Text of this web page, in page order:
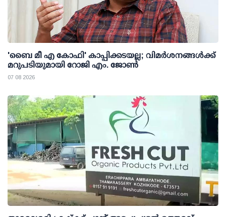
'ബൈ മീ എ കോഫി' കാപ്പിക്കടയല്ല; വിമര്‍ശനങ്ങള്‍ക്ക്
മറുപടിയുമായി റോജി എം. ജോണ്‍
07 08 2026